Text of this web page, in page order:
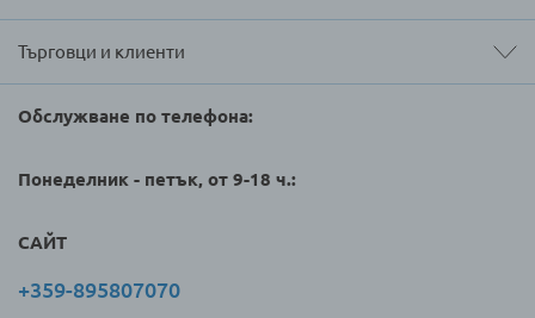
Търговци и клиенти
Обслужване по телефона:
Понеделник - петък, от 9-18 ч.:
САЙТ
+359-895807070